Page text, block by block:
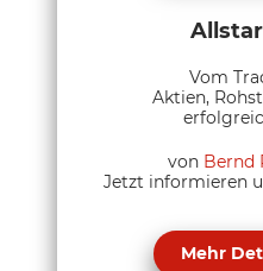
Vom
Aktien,
von Bernd
Jetzt informieren
Mehr